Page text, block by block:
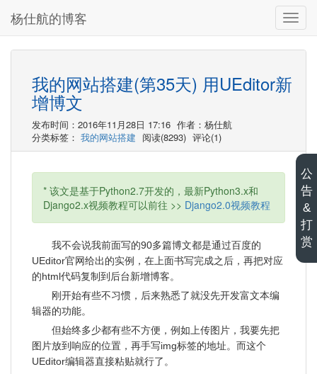
切
换
导
杨仕航的博客
我的网站搭建(第35天) 用UEditor新
增博文
发布时间：2016年11月28日 17:16 作者：杨仕航
分类标签： 我的网站搭建 阅读(8293) 评论(1)
* 该文是基于Python2.7开发的，最新Python3.x和
Django2.x视频教程可以前往 >> Django2.0视频教程
我不会说我前面写的90多篇博文都是通过百度的
UEditor官网给出的实例，在上面书写完成之后，再把对应
的html代码复制到后台新增博客。
刚开始有些不习惯，后来熟悉了就没先开发富文本编
辑器的功能。
但始终多少都有些不方便，例如上传图片，我要先把
图片放到响应的位置，再手写img标签的地址。而这个
UEditor编辑器直接粘贴就行了。
公
告
&
打
赏